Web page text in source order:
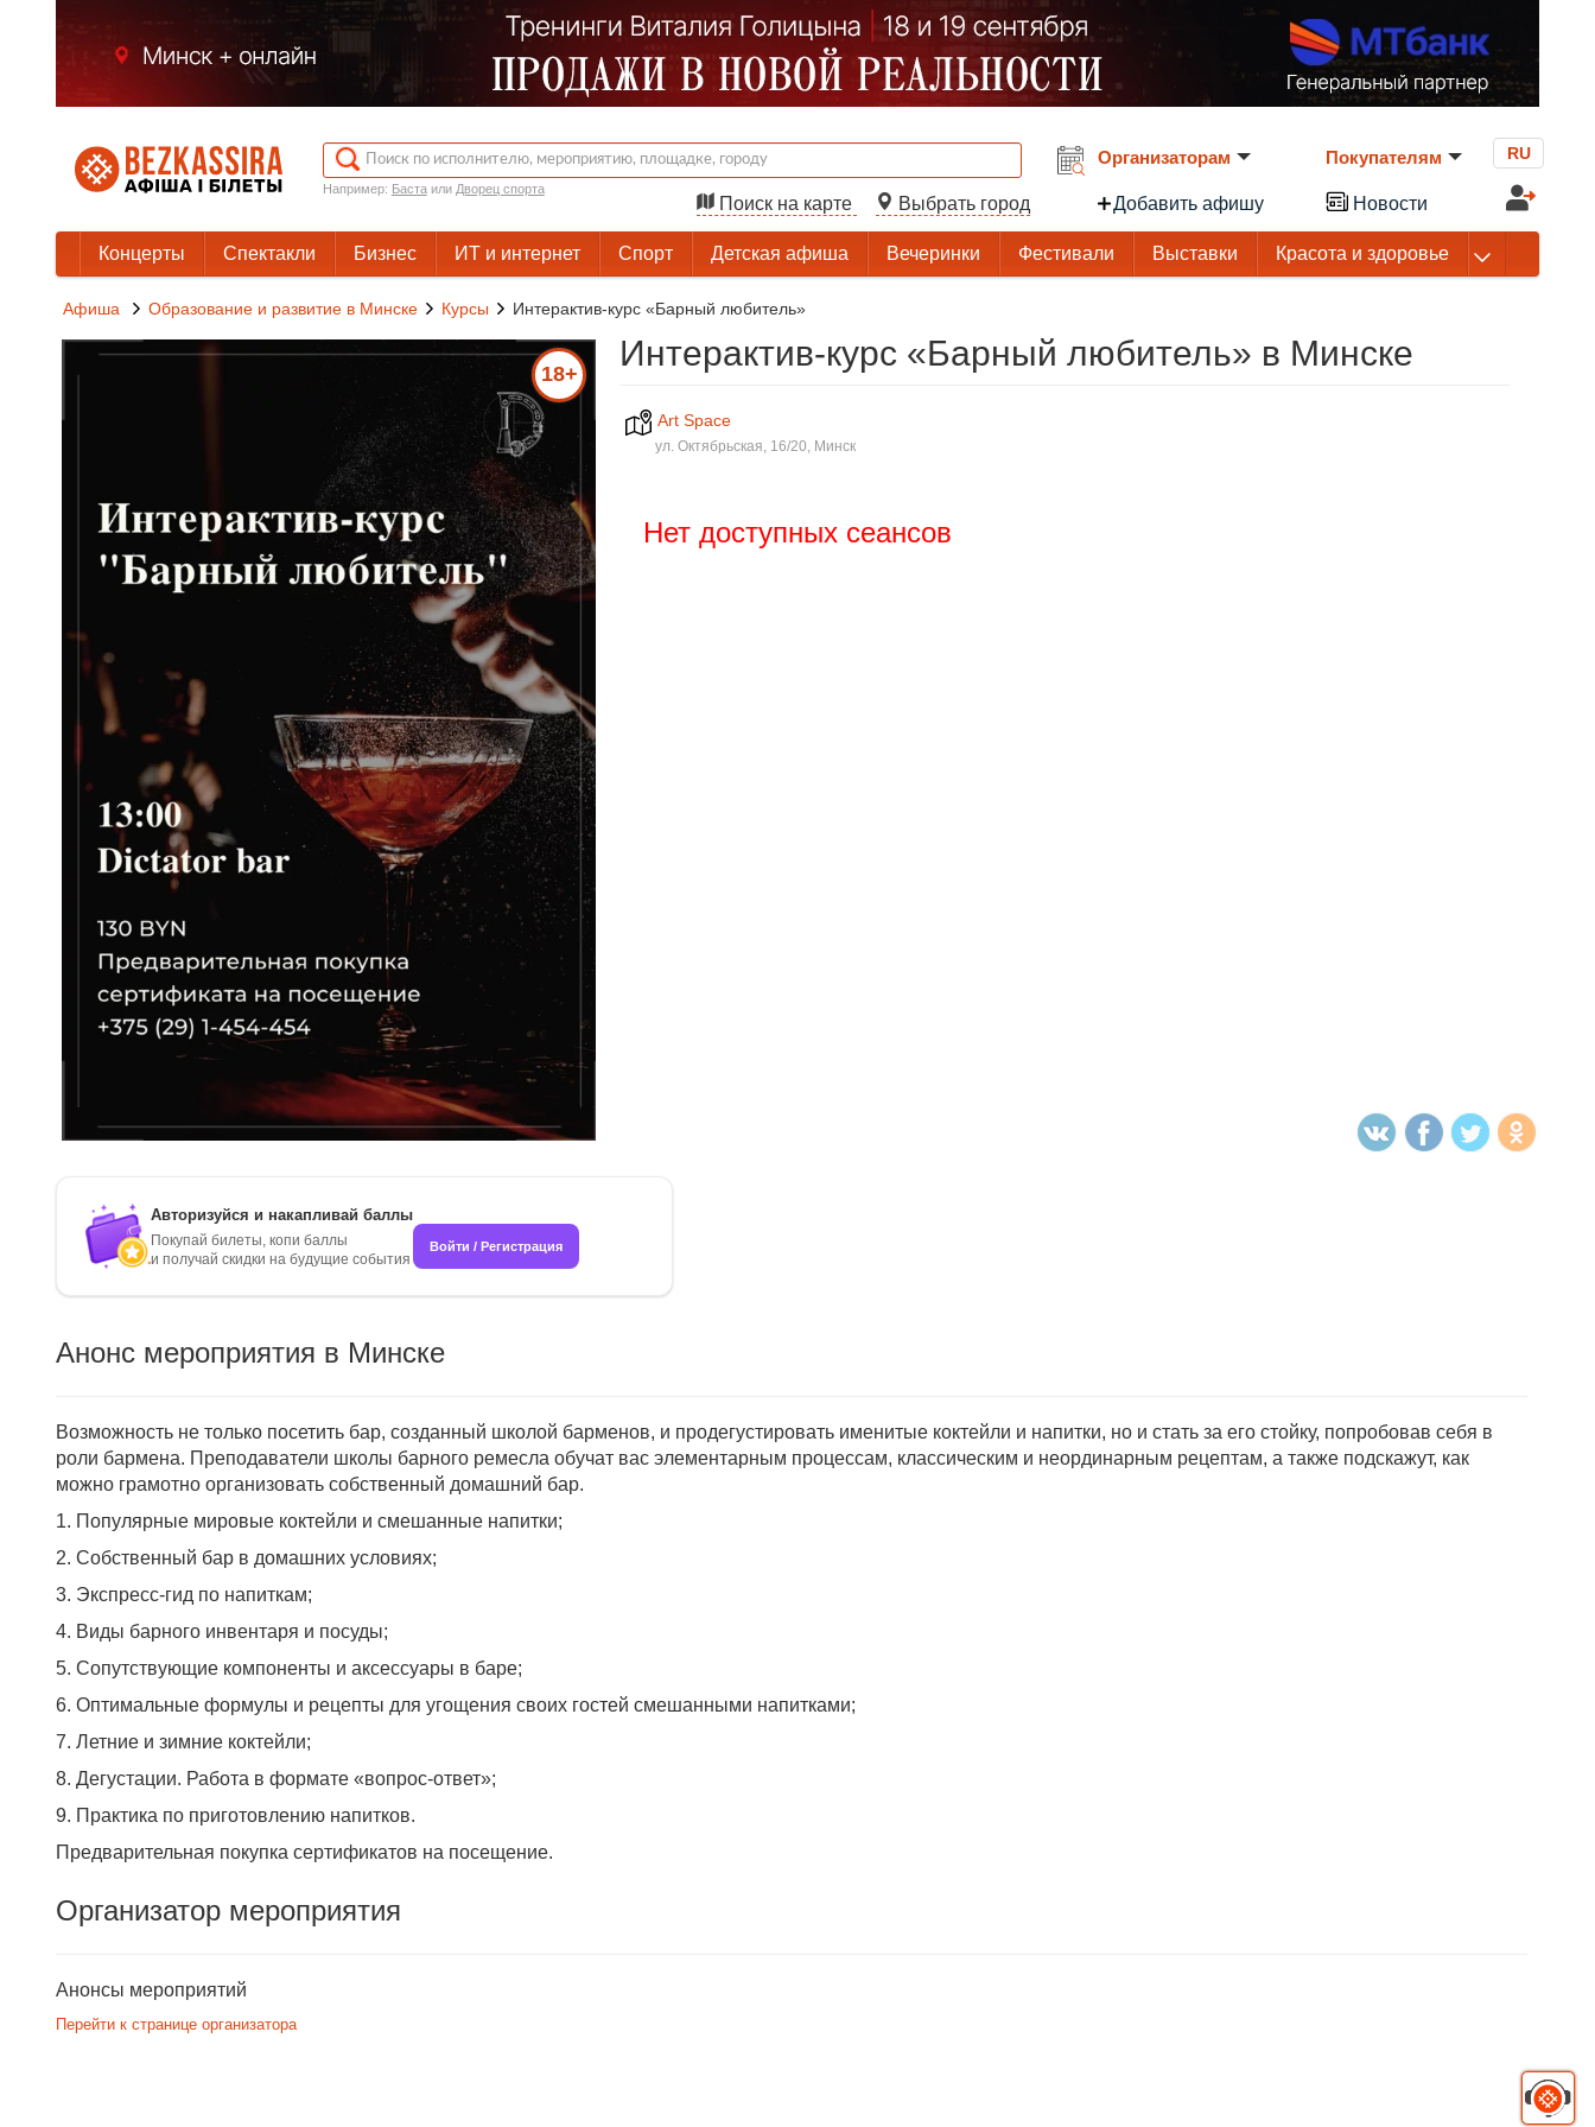
Например: Бастаили Дворец спорта
Поиск на карте Выбрать город
Организаторам
Добавить афишу
Покупателям
Новости
RU
Концерты Спектакли Бизнес ИТ и интернет Спорт Детская афиша Вечеринки Фестивали Выставки Красота и здоровье
Афиша Образование и развитие в Минске Курсы Интерактив-курс «Барный любитель»
18+
Интерактив-курс «Барный любитель» в Минске
Art Space
ул. Октябрьская, 16/20, Минск
Нет доступных сеансов
Авторизуйся и накапливай баллы
Покупай билеты, копи баллы
и получай скидки на будущие события
Войти / Регистрация
Анонс мероприятия в Минске
Возможность не только посетить бар, созданный школой барменов, и продегустировать именитые коктейли и напитки, но и стать за его стойку, попробовав себя в
роли бармена. Преподаватели школы барного ремесла обучат вас элементарным процессам, классическим и неординарным рецептам, а также подскажут, как
можно грамотно организовать собственный домашний бар.
1. Популярные мировые коктейли и смешанные напитки;
2. Собственный бар в домашних условиях;
3. Экспресс-гид по напиткам;
4. Виды барного инвентаря и посуды;
5. Сопутствующие компоненты и аксессуары в баре;
6. Оптимальные формулы и рецепты для угощения своих гостей смешанными напитками;
7. Летние и зимние коктейли;
8. Дегустации. Работа в формате «‎вопрос-ответ»‎;
9. Практика по приготовлению напитков.
Предварительная покупка сертификатов на посещение.
Организатор мероприятия
Анонсы мероприятий
Перейти к странице организатора